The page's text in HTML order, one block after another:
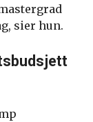
sier hun.